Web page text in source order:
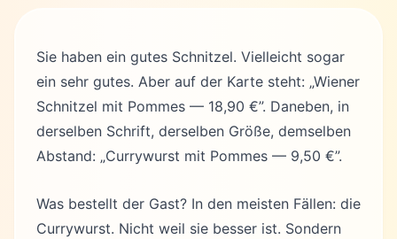
Sie haben ein gutes Schnitzel. Vielleicht sogar
ein sehr gutes. Aber auf der Karte steht: „Wiener
Schnitzel mit Pommes — 18,90 €”. Daneben, in
derselben Schrift, derselben Größe, demselben
Abstand: „Currywurst mit Pommes — 9,50 €”.
Was bestellt der Gast? In den meisten Fällen: die
Currywurst. Nicht weil sie besser ist. Sondern